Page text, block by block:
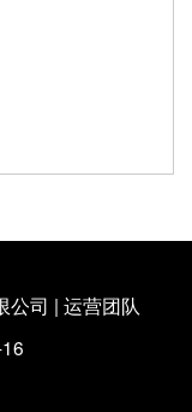
介 【详情】
公司 | 运营团队